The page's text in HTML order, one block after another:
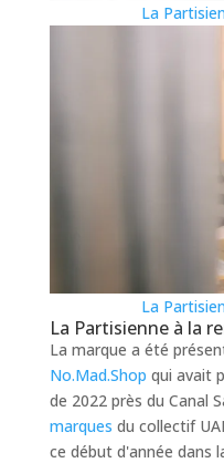
La
La
La Partisienne à la
La marque a été
No.Mad.Shop qui avait
de 2022 près du Canal
marques du collectif
ce début d'année dans